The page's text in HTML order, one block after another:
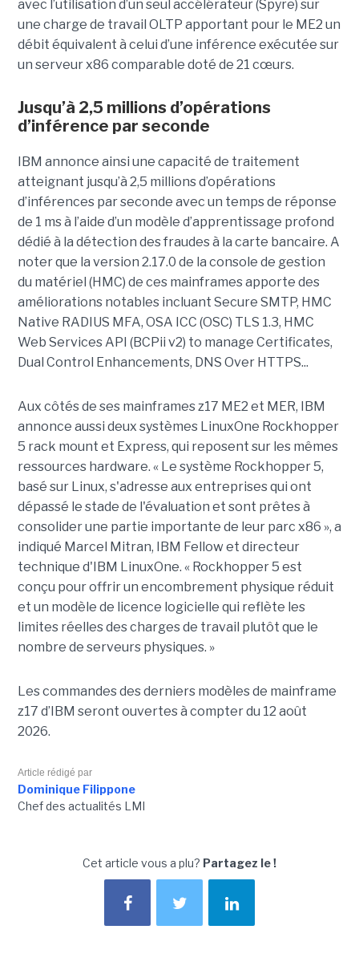
avec l’utilisation d’un seul accélérateur (Spyre) sur
une charge de travail OLTP apportant pour le ME2 un
débit équivalent à celui d’une inférence exécutée sur
un serveur x86 comparable doté de 21 cœurs.
Jusqu’à 2,5 millions d’opérations
d’inférence par seconde
IBM annonce ainsi une capacité de traitement
atteignant jusqu’à 2,5 millions d’opérations
d’inférences par seconde avec un temps de réponse
de 1 ms à l’aide d’un modèle d’apprentissage profond
dédié à la détection des fraudes à la carte bancaire. A
noter que la version 2.17.0 de la console de gestion
du matériel (HMC) de ces mainframes apporte des
améliorations notables incluant Secure SMTP, HMC
Native RADIUS MFA, OSA ICC (OSC) TLS 1.3, HMC
Web Services API (BCPii v2) to manage Certificates,
Dual Control Enhancements, DNS Over HTTPS...
Aux côtés de ses mainframes z17 ME2 et MER, IBM
annonce aussi deux systèmes LinuxOne Rockhopper
5 rack mount et Express, qui reposent sur les mêmes
ressources hardware. « Le système Rockhopper 5,
basé sur Linux, s'adresse aux entreprises qui ont
dépassé le stade de l'évaluation et sont prêtes à
consolider une partie importante de leur parc x86 », a
indiqué Marcel Mitran, IBM Fellow et directeur
technique d'IBM LinuxOne. « Rockhopper 5 est
conçu pour offrir un encombrement physique réduit
et un modèle de licence logicielle qui reflète les
limites réelles des charges de travail plutôt que le
nombre de serveurs physiques. »
Les commandes des derniers modèles de mainframe
z17 d’IBM seront ouvertes à compter du 12 août
2026.
Article rédigé par
Dominique Filippone
Chef des actualités LMI
Cet article vous a plu? Partagez le !